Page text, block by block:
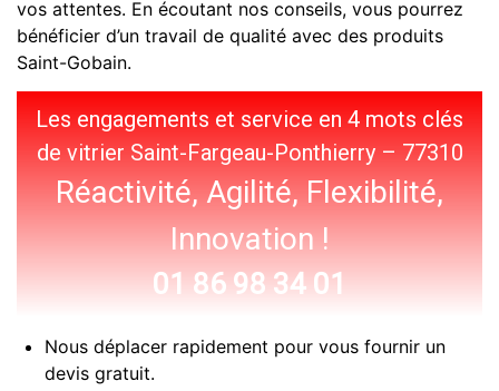
vos attentes. En écoutant nos conseils, vous pourrez
bénéficier d’un travail de qualité avec des produits
Saint-Gobain.
Les engagements et service en 4 mots clés
de vitrier Saint-Fargeau-Ponthierry – 77310
Réactivité, Agilité, Flexibilité,
Innovation !
01 86 98 34 01
Nous déplacer rapidement pour vous fournir un
devis gratuit.